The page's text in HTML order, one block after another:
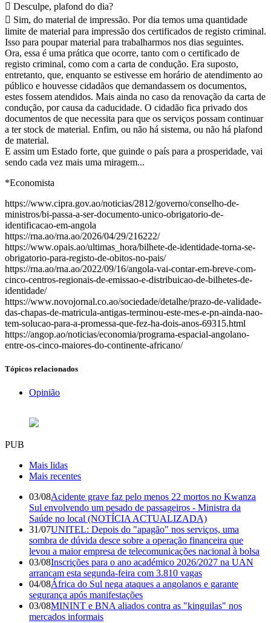
 Desculpe, plafond do dia?
 Sim, do material de impressão. Por dia temos uma quantidade
limite de material para impressão dos certificados de registo criminal.
Isso para poupar material para trabalharmos nos dias seguintes.
Ora, essa é uma prática que ocorre, tanto com o certificado de
registo criminal, como com a carta de condução. Era suposto,
entretanto, que, enquanto se estivesse em horário de atendimento ao
público e houvesse cidadãos que demandassem os documentos,
estes fossem atendidos. Mais ainda no caso da renovação da carta de
condução, por causa da caducidade. O cidadão fica privado dos
documentos de que necessita para que os serviços possam continuar
a ter stock de material. Enfim, ou não há sistema, ou não há plafond
de material.
E assim um Estado forte, que guinde o país para a prosperidade, vai
sendo cada vez mais uma miragem...
*Economista
https://www.cipra.gov.ao/noticias/2812/governo/conselho-de-
ministros/bi-passa-a-ser-documento-unico-obrigatorio-de-
identificacao-em-angola
https://rna.ao/rna.ao/2026/04/29/216222/
https://www.opais.ao/ultimas_hora/bilhete-de-identidade-torna-se-
obrigatorio-para-registo-de-obitos-no-pais/
https://rna.ao/rna.ao/2022/09/16/angola-vai-contar-em-breve-com-
cinco-centros-regionais-de-emissao-e-distribuicao-de-bilhetes-de-
identidade/
https://www.novojornal.co.ao/sociedade/detalhe/prazo-de-validade-
das-chapas-de-matricula-antigas-terminou-este-mes-e-pn-ainda-nao-
tem-solucao-para-a-promessa-que-fez-ha-dois-anos-69315.html
https://angop.ao/noticias/economia/programa-espacial-angolano-
entre-os-cinco-maiores-do-continente-africano/
Tópicos relacionados
Opinião
PUB
Mais lidas
Mais recentes
03/08Acidente grave faz pelo menos 22 mortos no Kwanza
Sul envolvendo um pesado de passageiros - Ministra da
Saúde no local (NOTÍCIA ACTUALIZADA)
31/07UNITEL: Depois do "apagão" nos serviços, uma
sombra de dúvida desce sobre a operação financeira que
levou a maior empresa de telecomunicações nacional à bolsa
03/08Inscrições para o ano académico 2026/2027 na UAN
arrancam esta segunda-feira com 3.810 vagas
04/08África do Sul nega ataques a angolanos e garante
segurança após manifestações
03/08MININT e BNA aliados contra as "kinguilas" nos
mercados informais